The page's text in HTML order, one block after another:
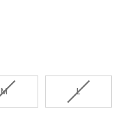
MVARIANTE
LVARIANTE